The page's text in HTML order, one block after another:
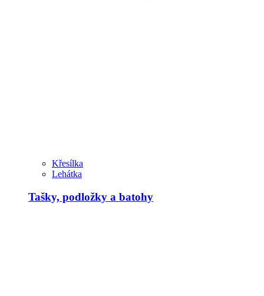
Křesílka
Lehátka
Tašky, podložky a batohy